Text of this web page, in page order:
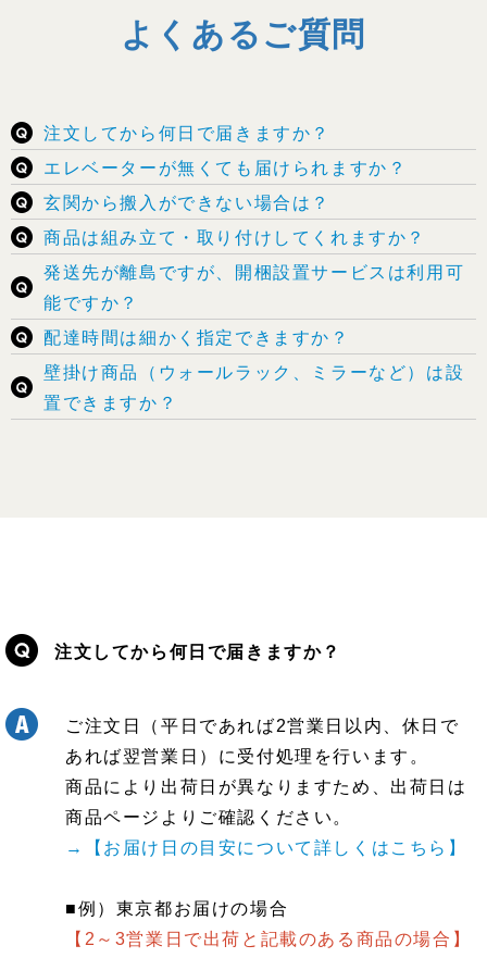
よくあるご質問
注文してから何日で届きますか？
エレベーターが無くても届けられますか？
玄関から搬入ができない場合は？
商品は組み立て・取り付けしてくれますか？
発送先が離島ですが、開梱設置サービスは利用可
能ですか？
配達時間は細かく指定できますか？
壁掛け商品（ウォールラック、ミラーなど）は設
置できますか？
注文してから何日で届きますか？
ご注文日（平日であれば2営業日以内、休日で
あれば翌営業日）に受付処理を行います。
商品により出荷日が異なりますため、出荷日は
商品ページよりご確認ください。
→【お届け日の目安について詳しくはこちら】
■例）東京都お届けの場合
【2～3営業日で出荷と記載のある商品の場合】